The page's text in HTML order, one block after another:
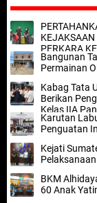
KEJAKSAAN
PERKARA
Bangunan
Permainan
Kabag Tata
Berikan
Kelas IIA
Karutan
Penguatan
Kejati
BKM
60 Anak